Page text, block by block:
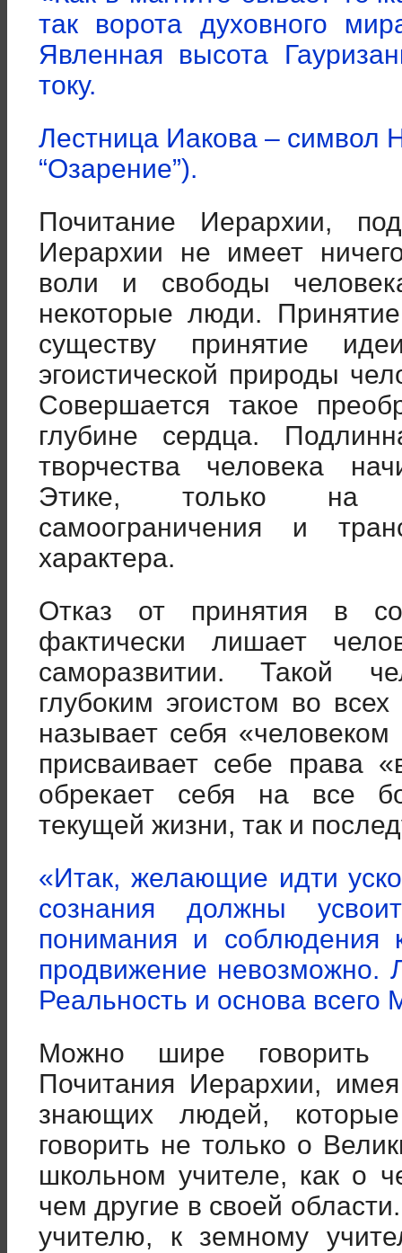
так ворота духовного
Явленная высота
току.
Лестница Иакова – символ
“Озарение”).
Почитание Иерархии,
Иерархии не имеет
воли и свободы
некоторые люди.
существу принятие
эгоистической природы
Совершается такое
глубине сердца.
творчества человека
Этике, только на
самоограничения и
характера.
Отказ от принятия в
фактически лишает
саморазвитии. Такой
глубоким эгоистом во
называет себя
присваивает себе права
обрекает себя на все
текущей жизни, так и
«Итак, желающие идти
сознания должны
понимания и соблюдения
продвижение невозможно.
Реальность и основа
Можно шире говорить
Почитания Иерархии,
знающих людей,
говорить не только о
школьном учителе, как о
чем другие в своей
учителю, к земному